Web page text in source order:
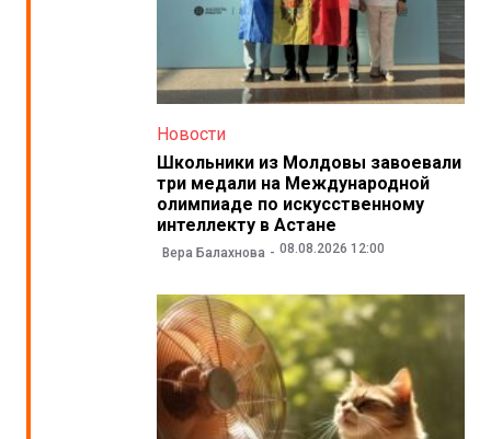
Новости
Школьники из Молдовы завоевали
три медали на Международной
олимпиаде по искусственному
интеллекту в Астане
Вера Балахнова 08.08.2026 12:00